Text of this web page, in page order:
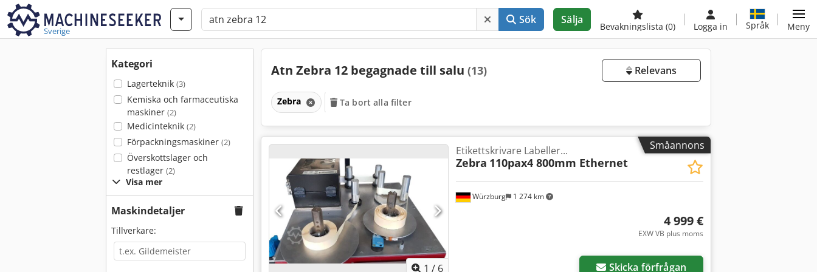
Sverige
Sök Sälja
Bevakningslista (0) Logga in Språk Meny
Kategori
Lagerteknik (3)
Kemiska och farmaceutiska
maskiner (2)
Medicinteknik (2)
Förpackningsmaskiner (2)
Överskottslager och
restlager (2)
Visa mer
Maskindetaljer
Tillverkare:
Atn Zebra 12 begagnade till salu (13) Relevans
Zebra Ta bort alla filter
Småannons
1 / 6
Würzburg 1 274 km
Etikettskrivare Labeller...
Zebra 110pax4 800mm Ethernet
4 999 €
EXW VB plus moms
Skicka förfrågan